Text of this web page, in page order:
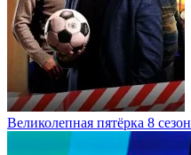
Великолепная пятёрка 8 сезон